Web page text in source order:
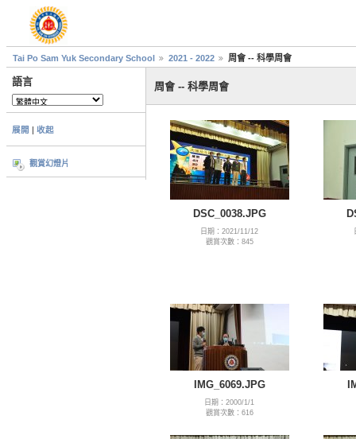
Tai Po Sam Yuk Secondary School 2021 - 2022 周會 -- 科學周會
語言
展開 | 收起
觀賞幻燈片
周會 -- 科學周會
DSC_0038.JPG
日期：2021/11/12
觀賞次數：845
IMG_6069.JPG
日期：2000/1/1
觀賞次數：616